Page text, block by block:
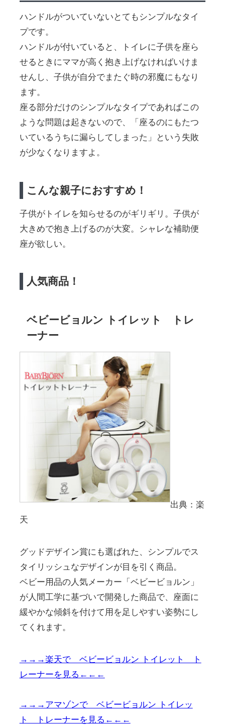
ハンドルがついていないとてもシンプルなタイ
プです。
ハンドルが付いていると、トイレに子供を座ら
せるときにママが高く抱き上げなければいけま
せんし、子供が自分でまたぐ時の邪魔にもなり
ます。
座る部分だけのシンプルなタイプであればこの
ような問題は起きないので、「座るのにもたつ
いているうちに漏らしてしまった」という失敗
が少なくなりますよ。
こんな親子におすすめ！
子供がトイレを知らせるのがギリギリ。子供が
大きめで抱き上げるのが大変。シャレな補助便
座が欲しい。
人気商品！
ベビービョルン トイレット トレ
ーナー
出典：楽
天
グッドデザイン賞にも選ばれた、シンプルでス
タイリッシュなデザインが目を引く商品。
ベビー用品の人気メーカー「ベビービョルン」
が人間工学に基づいで開発した商品で、座面に
緩やかな傾斜を付けて用を足しやすい姿勢にし
てくれます。
→→→楽天で ベビービョルン トイレット ト
レーナーを見る←←←
→→→アマゾンで ベビービョルン トイレッ
ト トレーナーを見る←←←